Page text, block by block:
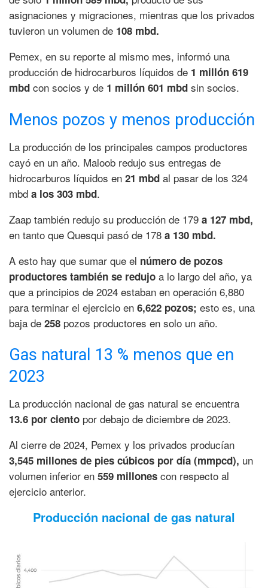
asignaciones y migraciones, mientras que los privados
tuvieron un volumen de 108 mbd.
Pemex, en su reporte al mismo mes, informó una
producción de hidrocarburos líquidos de 1 millón 619
mbd con socios y de 1 millón 601 mbd sin socios.
Menos pozos y menos producción
La producción de los principales campos productores
cayó en un año. Maloob redujo sus entregas de
hidrocarburos líquidos en 21 mbd al pasar de los 324
mbd a los 303 mbd.
Zaap también redujo su producción de 179 a 127 mbd,
en tanto que Quesqui pasó de 178 a 130 mbd.
A esto hay que sumar que el número de pozos
productores también se redujo a lo largo del año, ya
que a principios de 2024 estaban en operación 6,880
para terminar el ejercicio en 6,622 pozos; esto es, una
baja de 258 pozos productores en solo un año.
Gas natural 13 % menos que en
2023
La producción nacional de gas natural se encuentra
13.6 por ciento por debajo de diciembre de 2023.
Al cierre de 2024, Pemex y los privados producían
3,545 millones de pies cúbicos por día (mmpcd), un
volumen inferior en 559 millones con respecto al
ejercicio anterior.
Producción nacional de gas natural